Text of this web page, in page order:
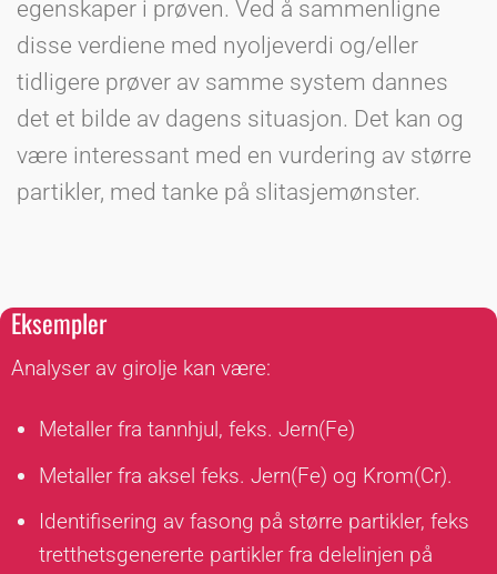
egenskaper i prøven. Ved å sammenligne
disse verdiene med nyoljeverdi og/eller
tidligere prøver av samme system dannes
det et bilde av dagens situasjon. Det kan og
være interessant med en vurdering av større
partikler, med tanke på slitasjemønster.
Eksempler
Analyser av girolje kan være:
Metaller fra tannhjul, feks. Jern(Fe)
Metaller fra aksel feks. Jern(Fe) og Krom(Cr).
Identifisering av fasong på større partikler, feks
tretthetsgenererte partikler fra delelinjen på